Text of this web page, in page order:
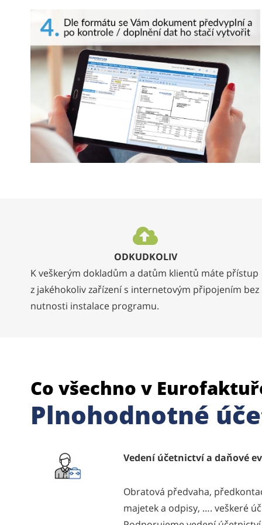
ODKUDKOLIV
K veškerým dokladům a datům klientů máte přístup
z jakéhokoliv zařízení s internetovým připojením bez
nutnosti instalace programu.
Co všechno v
Plnohodnotné
Vedení účetnictví a daňové
Obratová předvaha,
majetek a odpisy, …. veškeré